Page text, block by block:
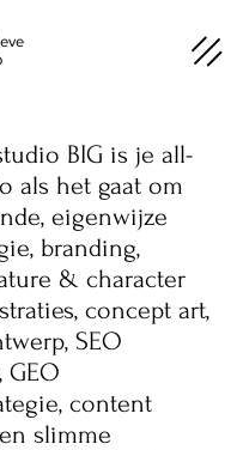
BIG is je all-
als het gaat om
eigenwijze
branding,
& character
concept art,
SEO
GEO
content
slimme